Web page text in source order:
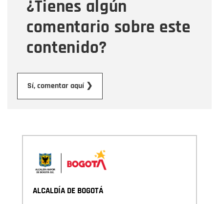
¿Tienes algún
comentario sobre este
contenido?
Sí, comentar aquí ❯
Mensaje
ALCALDÍA DE BOGOTÁ